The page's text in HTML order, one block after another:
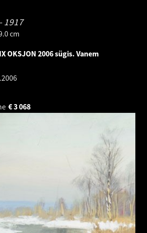
1917
cm
OKSJON 2006 sügis. Vanem
3 068
€